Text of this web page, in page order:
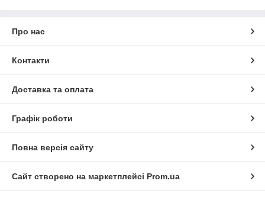
Про нас
Контакти
Доставка та оплата
Графік роботи
Повна версія сайту
Сайт створено на маркетплейсі Prom.ua